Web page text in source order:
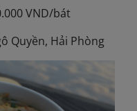
VND/bát
Quyền, Hải Phòng